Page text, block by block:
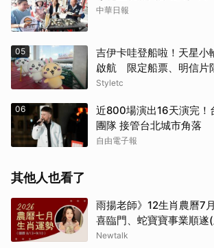
中華日報
05
吉伊卡哇登船啦！天星小
啟航 限定船票、明信片
Styletc
06
近800場演出16天演完！
團隊 接管台北城市角落
自由電子報
其他人也看了
雨揚老師》12生肖農曆7
喜臨門、蛇寶寶事業順遂
Newtalk